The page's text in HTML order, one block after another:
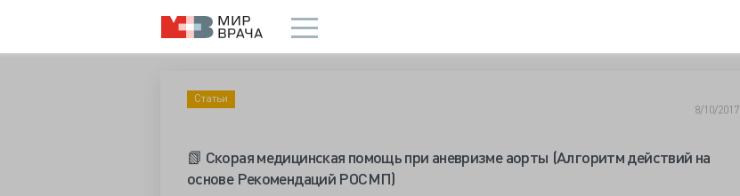
Статьи
8/10/2017
📗 Скорая медицинская помощь при аневризме аорты (Алгоритм действий на
основе Рекомендаций РОСМП)